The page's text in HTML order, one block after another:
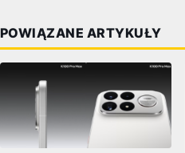
POWIĄZANE ARTYKUŁY